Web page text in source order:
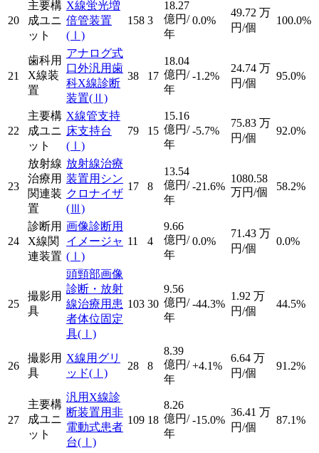
20
主要構
成ユニ
ット
X線蛍光増
倍管装置
(Ⅰ)
158 3
18.27
億円/
年
0.0%
49.72 万
円/個
100.0%
21
歯科用
X線装
置
アナログ式
口外汎用歯
科X線診断
装置(Ⅱ)
38 17
18.04
億円/
年
-1.2%
24.74 万
円/個
95.0%
22
主要構
成ユニ
ット
X線管支持
床支持台
(Ⅰ)
79 15
15.16
億円/
年
-5.7%
75.83 万
円/個
92.0%
23
放射線
治療用
関連装
置
放射線治療
装置用シン
クロナイザ
(Ⅲ)
17 8
13.54
億円/
年
-21.6%
1080.58
万円/個
58.2%
24
診断用
X線関
連装置
画像診断用
イメージャ
(Ⅰ)
11 4
9.66
億円/
年
0.0%
71.43 万
円/個
0.0%
25
撮影用
具
頭頸部画像
診断・放射
線治療用患
者体位固定
具(Ⅰ)
103 30
9.56
億円/
年
-44.3%
1.92 万
円/個
44.5%
26
撮影用
具
X線用グリ
ッド(Ⅰ)
28 8
8.39
億円/
年
+4.1%
6.64 万
円/個
91.2%
27
主要構
成ユニ
ット
汎用X線診
断装置用非
電動式患者
台(Ⅰ)
109 18
8.26
億円/
年
-15.0%
36.41 万
円/個
87.1%